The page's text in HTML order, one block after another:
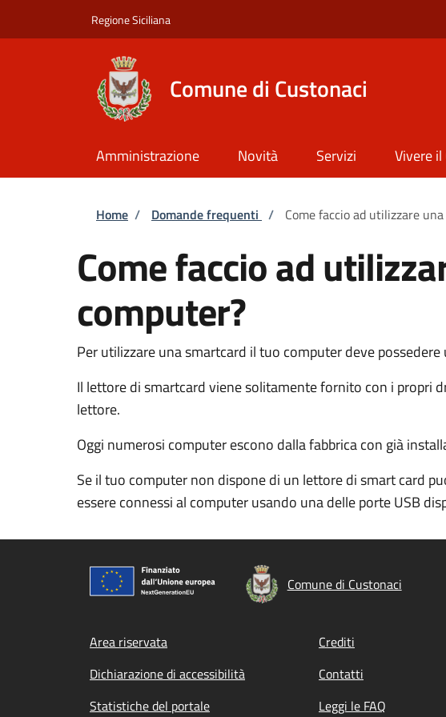
Regione Siciliana
Comune di Custonaci
Amministrazione Novità Servizi Vivere
Briciole di pane
Home / Domande frequenti / Come faccio ad utilizzare
Come faccio ad
computer?
Per utilizzare una smartcard il tuo computer deve
Il lettore di smartcard viene solitamente fornito con i propri
lettore.
Oggi numerosi computer escono dalla fabbrica con già
Se il tuo computer non dispone di un lettore di smart card
essere connessi al computer usando una delle porte USB
Comune di Custonaci
Footer menu
Area riservata Crediti
Dichiarazione di accessibilità
Contatti
Statistiche del portale
Leggi le FAQ